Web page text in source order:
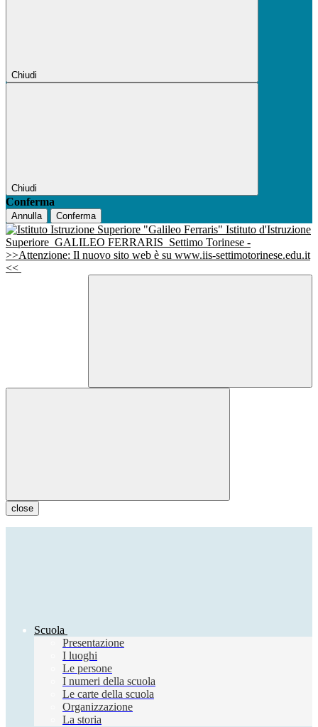
Chiudi
Chiudi
Conferma
Annulla Conferma
Istituto d'Istruzione
Superiore GALILEO FERRARIS Settimo Torinese -
>>Attenzione: Il nuovo sito web è su www.iis-settimotorinese.edu.it
<<
close
Scuola
Presentazione
I luoghi
Le persone
I numeri della scuola
Le carte della scuola
Organizzazione
La storia